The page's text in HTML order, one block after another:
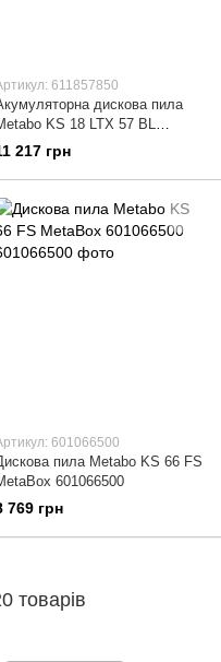
611857850
дискова пила
KS 18 LTX 57 BL
611857850
217 грн
601066500
пила Metabo KS 66 FS
601066500
769 грн
товарів